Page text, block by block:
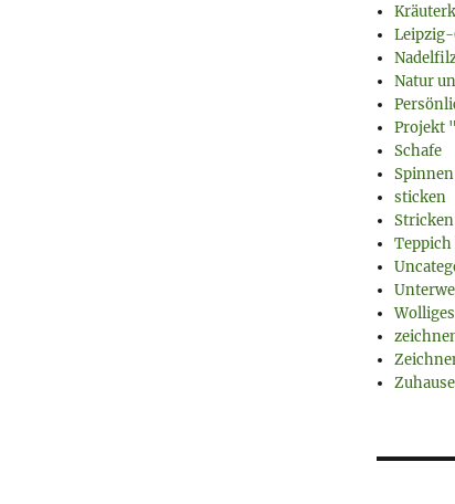
Natur
Projekt
Schafe
Spinnen
sticken
Stricken
Wolliges
Zuhause